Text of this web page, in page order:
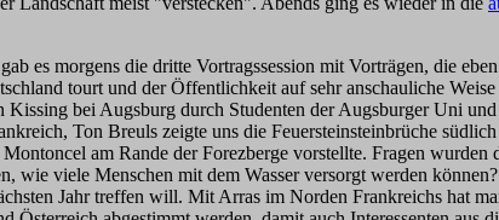
es morgens die dritte Vortragssession mit Vorträgen, die
tourt und der Öffentlichkeit auf sehr anschauliche Weise
bei Augsburg durch Studenten der Augsburger Uni
Ton Breuls zeigte uns die Feuersteinsteinbrüche
am Rande der Forezberge vorstellte. Fragen wurden
wie viele Menschen mit dem Wasser versorgt werden
Jahr treffen will. Mit Arras im Norden Frankreichs hat